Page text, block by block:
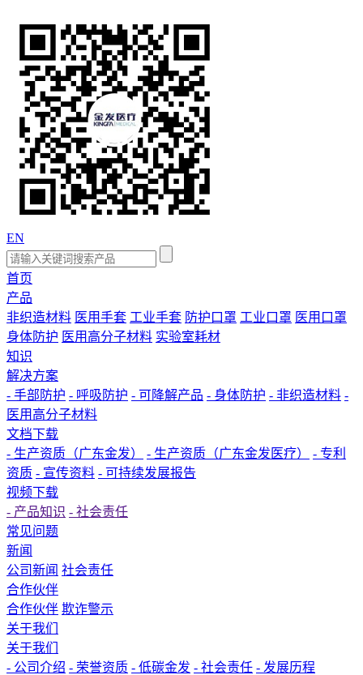
EN
首页
产品
非织造材料 医用手套 工业手套 防护口罩 工业口罩 医用口罩
身体防护 医用高分子材料 实验室耗材
知识
解决方案
- 手部防护 - 呼吸防护 - 可降解产品 - 身体防护 - 非织造材料 -
医用高分子材料
文档下载
- 生产资质（广东金发）
- 生产资质（广东金发医疗）
- 专利
资质 - 宣传资料 - 可持续发展报告
视频下载
- 产品知识 - 社会责任
常见问题
新闻
公司新闻 社会责任
合作伙伴
合作伙伴 欺诈警示
关于我们
关于我们
- 公司介绍 - 荣誉资质 - 低碳金发 - 社会责任 - 发展历程